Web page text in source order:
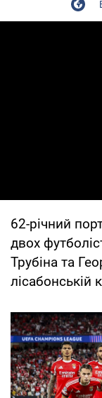
62-річний
двох
Трубіна та
лісабонській